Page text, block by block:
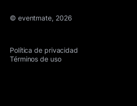
© eventmate, 2026
Política de privacidad
Términos de uso